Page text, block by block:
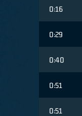
0:16
0:29
0:40
0:51
0:51